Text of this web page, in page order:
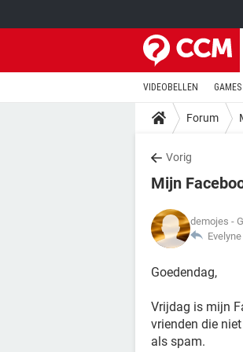
VIDEOBELLEN GAMES
Forum
Vorig
Mijn
demojes -
Evelyne
Goedendag,
Vrijdag is mijn
vrienden die
als spam.